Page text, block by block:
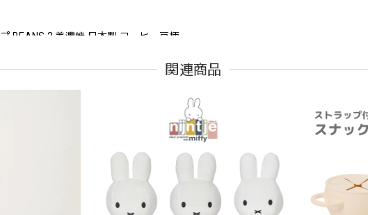
BEANS 2 美濃焼 日本製 コーヒー豆柄
| ハート型 歯固めリング シリコン
てるおもちゃの中で1番長く握っていてくれます。舐めるのはもちろん、掲げて
ので遊んでいる姿もとても可愛いです。また、シリコン製なので哺乳瓶と一緒に
。
関連商品